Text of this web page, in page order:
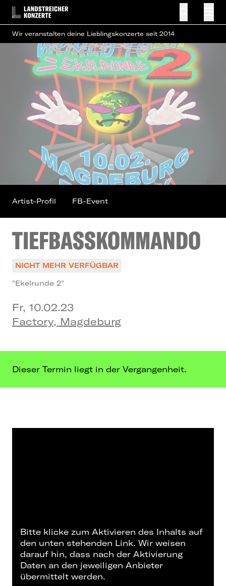
Wir veranstalten deine Lieblingskonzerte seit 2014
TIEFBASSKOMMANDO
NICHT MEHR VERFÜGBAR
"Ekelrunde 2"
Fr, 10.02.23
Factory, Magdeburg
Artist-Profil FB-Event
Dieser Termin liegt in der Vergangenheit.
Bitte klicke zum Aktivieren des Inhalts auf
den unten stehenden Link. Wir weisen
darauf hin, dass nach der Aktivierung
Daten an den jeweiligen Anbieter
übermittelt werden.